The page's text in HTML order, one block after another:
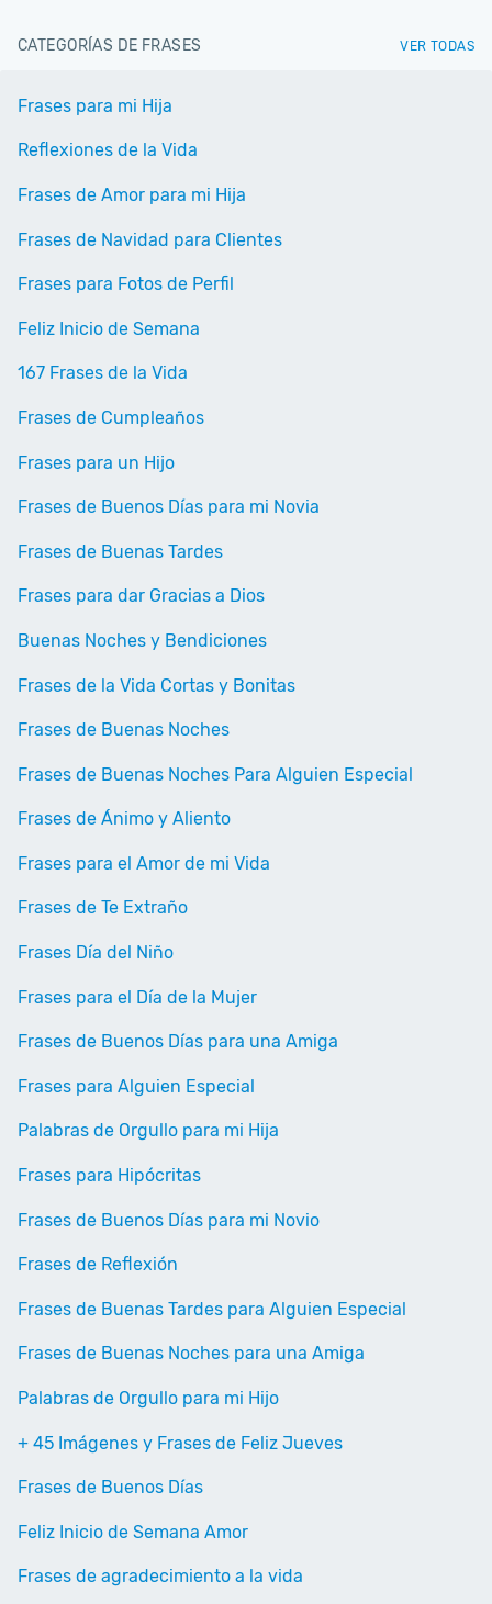
CATEGORÍAS DE FRASES VER TODAS
Frases para mi Hija
Reflexiones de la Vida
Frases de Amor para mi Hija
Frases de Navidad para Clientes
Frases para Fotos de Perfil
Feliz Inicio de Semana
167 Frases de la Vida
Frases de Cumpleaños
Frases para un Hijo
Frases de Buenos Días para mi Novia
Frases de Buenas Tardes
Frases para dar Gracias a Dios
Buenas Noches y Bendiciones
Frases de la Vida Cortas y Bonitas
Frases de Buenas Noches
Frases de Buenas Noches Para Alguien Especial
Frases de Ánimo y Aliento
Frases para el Amor de mi Vida
Frases de Te Extraño
Frases Día del Niño
Frases para el Día de la Mujer
Frases de Buenos Días para una Amiga
Frases para Alguien Especial
Palabras de Orgullo para mi Hija
Frases para Hipócritas
Frases de Buenos Días para mi Novio
Frases de Reflexión
Frases de Buenas Tardes para Alguien Especial
Frases de Buenas Noches para una Amiga
Palabras de Orgullo para mi Hijo
+ 45 Imágenes y Frases de Feliz Jueves
Frases de Buenos Días
Feliz Inicio de Semana Amor
Frases de agradecimiento a la vida